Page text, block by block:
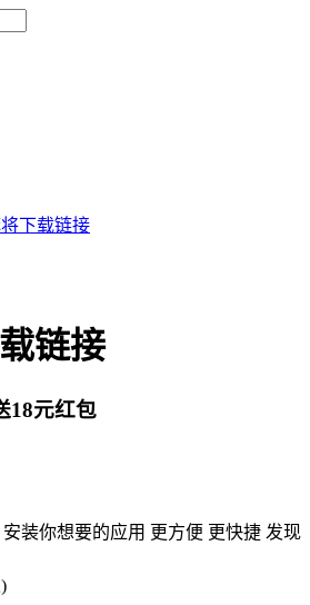
下载链接
链接
18元红包
装你想要的应用 更方便 更快捷 发现